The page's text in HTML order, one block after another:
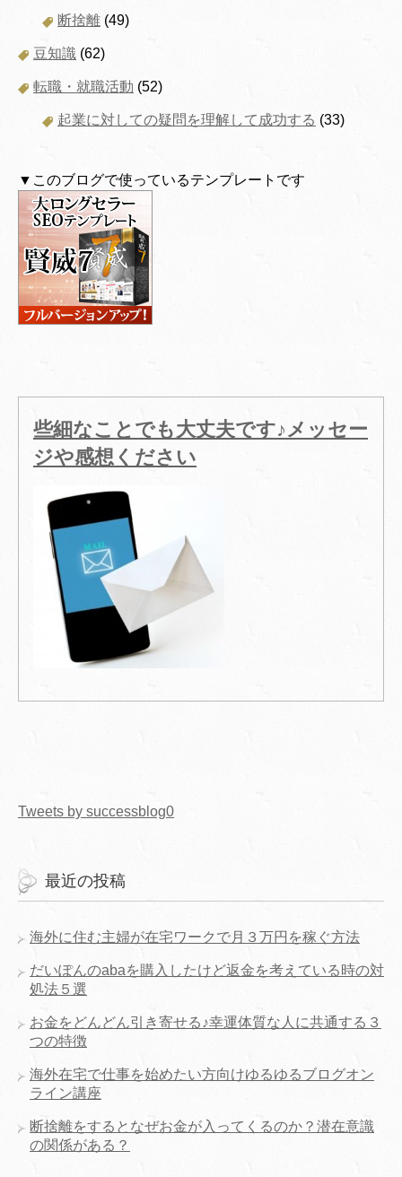
断捨離 (49)
豆知識 (62)
転職・就職活動 (52)
起業に対しての疑問を理解して成功する (33)
▼このブログで使っているテンプレートです
些細なことでも大丈夫です♪メッセー
ジや感想ください
Tweets by successblog0
最近の投稿
海外に住む主婦が在宅ワークで月３万円を稼ぐ方法
だいぽんのabaを購入したけど返金を考えている時の対
処法５選
お金をどんどん引き寄せる♪幸運体質な人に共通する３
つの特徴
海外在宅で仕事を始めたい方向けゆるゆるブログオン
ライン講座
断捨離をするとなぜお金が入ってくるのか？潜在意識
の関係がある？